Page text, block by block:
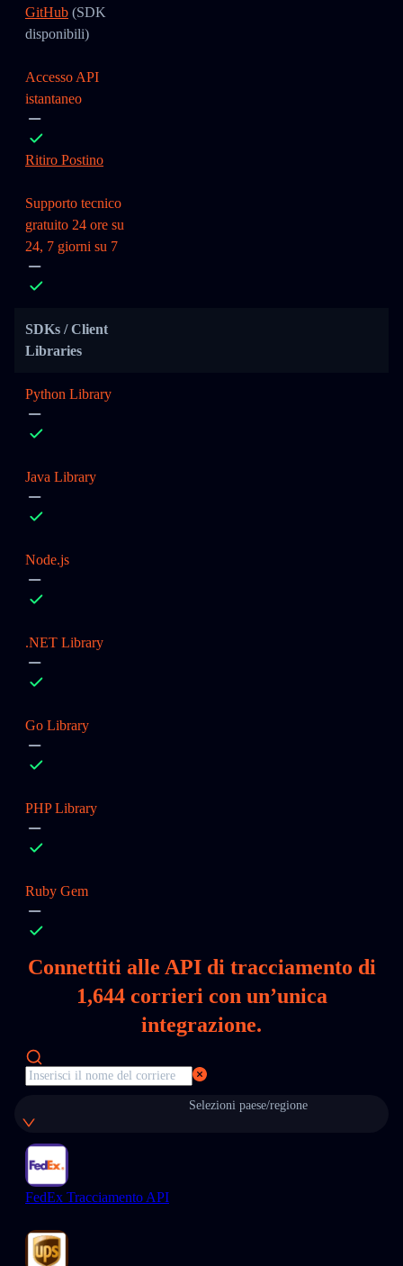
GitHub (SDK
disponibili)
Accesso API
istantaneo
Ritiro Postino
Supporto tecnico
gratuito 24 ore su
24, 7 giorni su 7
SDKs / Client
Libraries
Python Library
Java Library
Node.js
.NET Library
Go Library
PHP Library
Ruby Gem
Connettiti alle API di tracciamento di
1,644corrieri con un’unica
integrazione.
Selezioni paese/regione
FedEx Tracciamento API